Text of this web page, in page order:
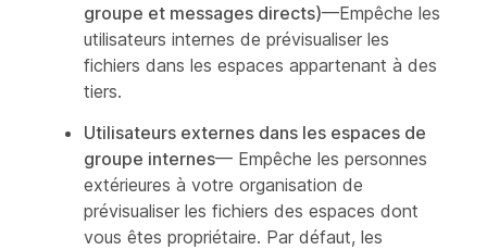
groupe et messages directs)—Empêche les
utilisateurs internes de prévisualiser les
fichiers dans les espaces appartenant à des
tiers.
Utilisateurs externes dans les espaces de
groupe internes— Empêche les personnes
extérieures à votre organisation de
prévisualiser les fichiers des espaces dont
vous êtes propriétaire. Par défaut, les